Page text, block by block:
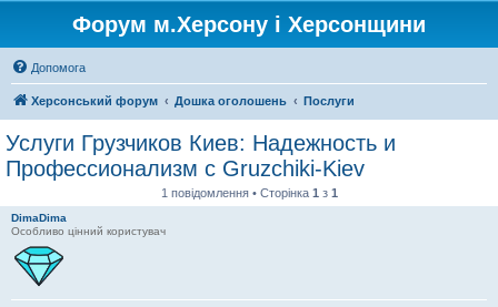
Форум м.Херсону і Херсонщини
Допомога
Херсонський форум Дошка оголошень Послуги
Услуги Грузчиков Киев: Надежность и
Профессионализм с Gruzchiki-Kiev
1 повідомлення • Сторінка 1 з 1
DimaDima
Особливо цінний користувач